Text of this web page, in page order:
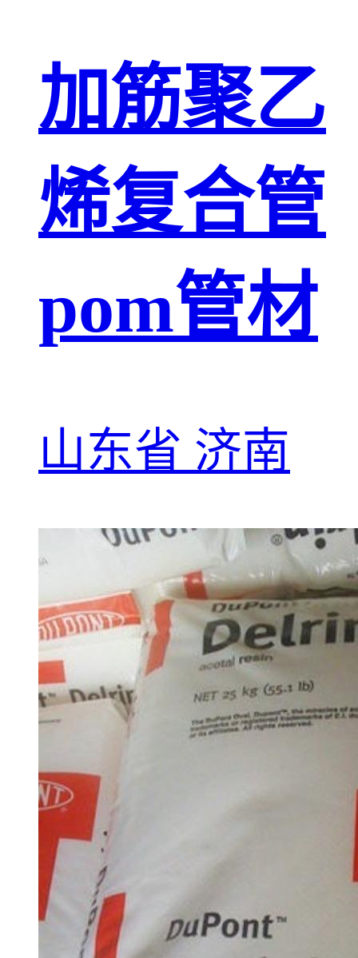
加筋聚乙
烯复合管
pom管材
山东省 济南